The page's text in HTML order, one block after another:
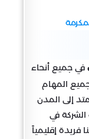
في جميع أنحاء
جميع المهام
إلى المدن
الشركة في
فريدة إقليمياً